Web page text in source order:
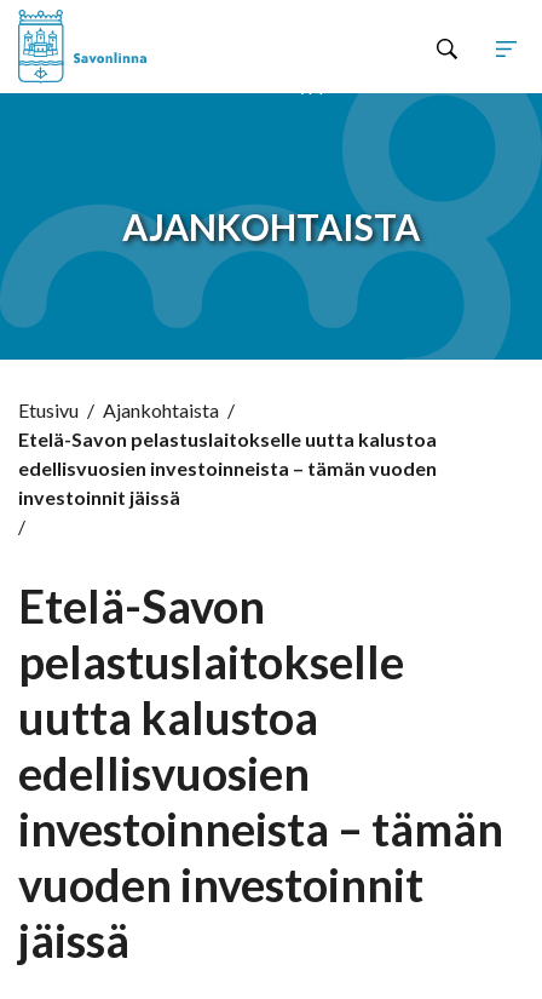
AJANKOHTAISTA
Etusivu / Ajankohtaista /
Etelä-Savon pelastuslaitokselle uutta kalustoa
edellisvuosien investoinneista – tämän vuoden
investoinnit jäissä
/
Etelä-Savon
pelastuslaitokselle
uutta kalustoa
edellisvuosien
investoinneista – tämän
vuoden investoinnit
jäissä